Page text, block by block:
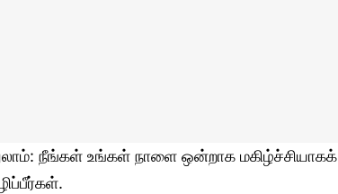
நீங்கள் உங்கள் நாளை ஒன்றாக மகிழ்ச்சியாகக்